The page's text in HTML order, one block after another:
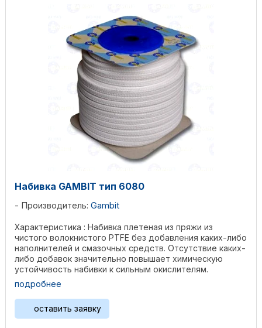
Набивка GAMBIT тип 6080
Производитель: Gambit
Характеристика : Набивка плетеная из пряжи из
чистого волокнистого PTFE без добавления каких-либо
наполнителей и смазочных средств. Отсутствие каких-
либо добавок значительно повышает химическую
устойчивость набивки к сильным окислителям.
Применение: ...
подробнее
оставить заявку